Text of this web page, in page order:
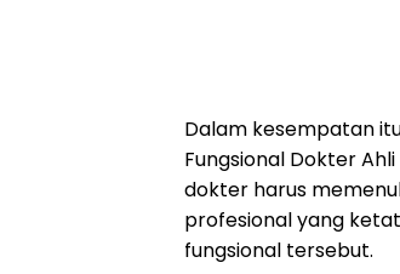
Dalam kesempatan
Fungsional Dokter
dokter harus
profesional yang
fungsional tersebut.